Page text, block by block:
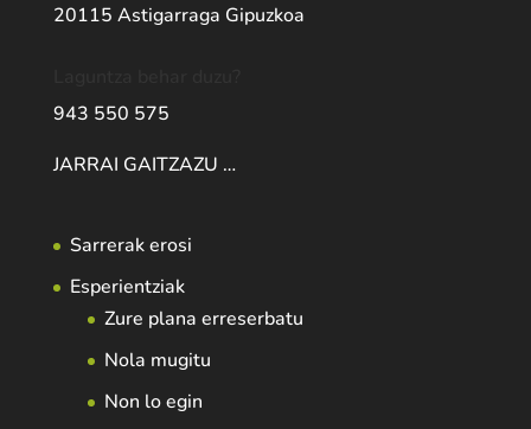
20115 Astigarraga Gipuzkoa
943 550 575
JARRAI GAITZAZU …
Sarrerak erosi
Esperientziak
Zure plana erreserbatu
Nola mugitu
Non lo egin